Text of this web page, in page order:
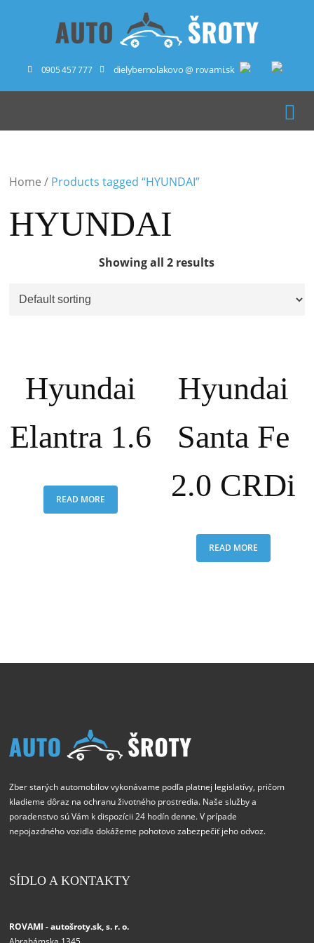
0905 457 777 dielybernolakovo @ rovami.sk
Home / Products tagged “HYUNDAI”
HYUNDAI
Showing all 2 results
Hyundai
Elantra 1.6
READ MORE
Hyundai
Santa Fe
2.0 CRDi
READ MORE
Zber starých automobilov vykonávame podľa platnej legislatívy, pričom
kladieme dôraz na ochranu životného prostredia. Naše služby a
poradenstvo sú Vám k dispozícii 24 hodín denne. V prípade
nepojazdného vozidla dokážeme pohotovo zabezpečiť jeho odvoz.
SÍDLO A KONTAKTY
ROVAMI - autošroty.sk, s. r. o.